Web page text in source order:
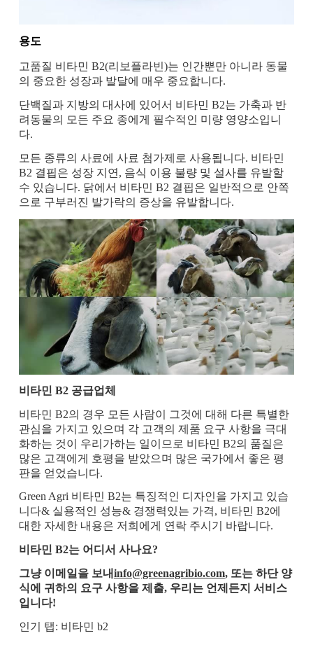
용도
고품질 비타민 B2(리보플라빈)는 인간뿐만 아니라 동물
의 중요한 성장과 발달에 매우 중요합니다.
단백질과 지방의 대사에 있어서 비타민 B2는 가축과 반
려동물의 모든 주요 종에게 필수적인 미량 영양소입니
다.
모든 종류의 사료에 사료 첨가제로 사용됩니다. 비타민
B2 결핍은 성장 지연, 음식 이용 불량 및 설사를 유발할
수 있습니다. 닭에서 비타민 B2 결핍은 일반적으로 안쪽
으로 구부러진 발가락의 증상을 유발합니다.
비타민 B2 공급업체
비타민 B2의 경우 모든 사람이 그것에 대해 다른 특별한
관심을 가지고 있으며 각 고객의 제품 요구 사항을 극대
화하는 것이 우리가하는 일이므로 비타민 B2의 품질은
많은 고객에게 호평을 받았으며 많은 국가에서 좋은 평
판을 얻었습니다.
Green Agri 비타민 B2는 특징적인 디자인을 가지고 있습
니다& 실용적인 성능& 경쟁력있는 가격, 비타민 B2에
대한 자세한 내용은 저희에게 연락 주시기 바랍니다.
비타민 B2는 어디서 사나요?
그냥 이메일을 보내info@greenagribio.com, 또는 하단 양
식에 귀하의 요구 사항을 제출, 우리는 언제든지 서비스
입니다!
인기 탭: 비타민 b2